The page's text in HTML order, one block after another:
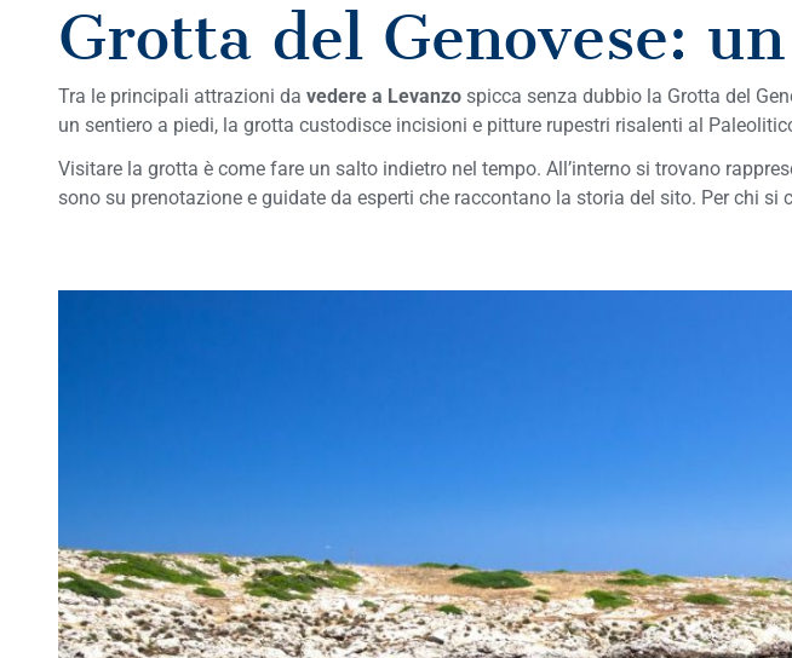
Grotta del Genovese:
Tra le principali attrazioni da vedere a Levanzo spicca senza dubbio la Grotta del
un sentiero a piedi, la grotta custodisce incisioni e pitture rupestri risalenti al
Visitare la grotta è come fare un salto indietro nel tempo. All’interno si trovano
sono su prenotazione e guidate da esperti che raccontano la storia del sito. Per chi si